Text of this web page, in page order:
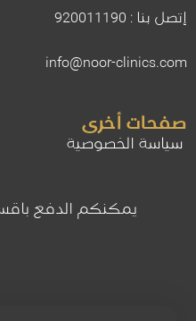
إتصل بنا : 920011190
info@noor-clinics.com
صفحات أخرى
سياسة الخصوصية
يمكنكم الدفع